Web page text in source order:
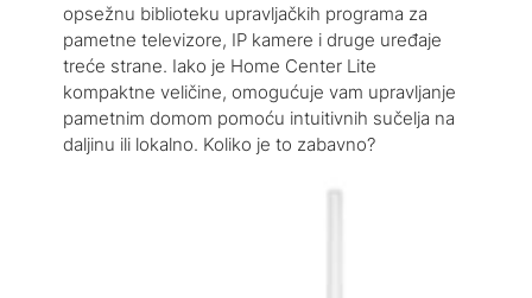
opsežnu biblioteku upravljačkih programa za
pametne televizore, IP kamere i druge uređaje
treće strane. Iako je Home Center Lite
kompaktne veličine, omogućuje vam upravljanje
pametnim domom pomoću intuitivnih sučelja na
daljinu ili lokalno. Koliko je to zabavno?